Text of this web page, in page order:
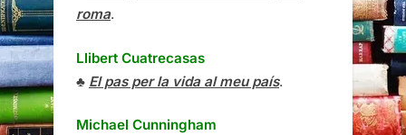
roma.
Llibert Cuatrecasas
♣ El pas per la vida al meu país.
Michael Cunningham